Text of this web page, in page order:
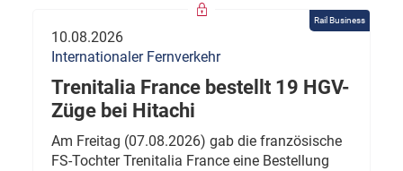
Rail Business
10.08.2026
Internationaler Fernverkehr
Trenitalia France bestellt 19 HGV-
Züge bei Hitachi
Am Freitag (07.08.2026) gab die französische
FS-Tochter Trenitalia France eine Bestellung